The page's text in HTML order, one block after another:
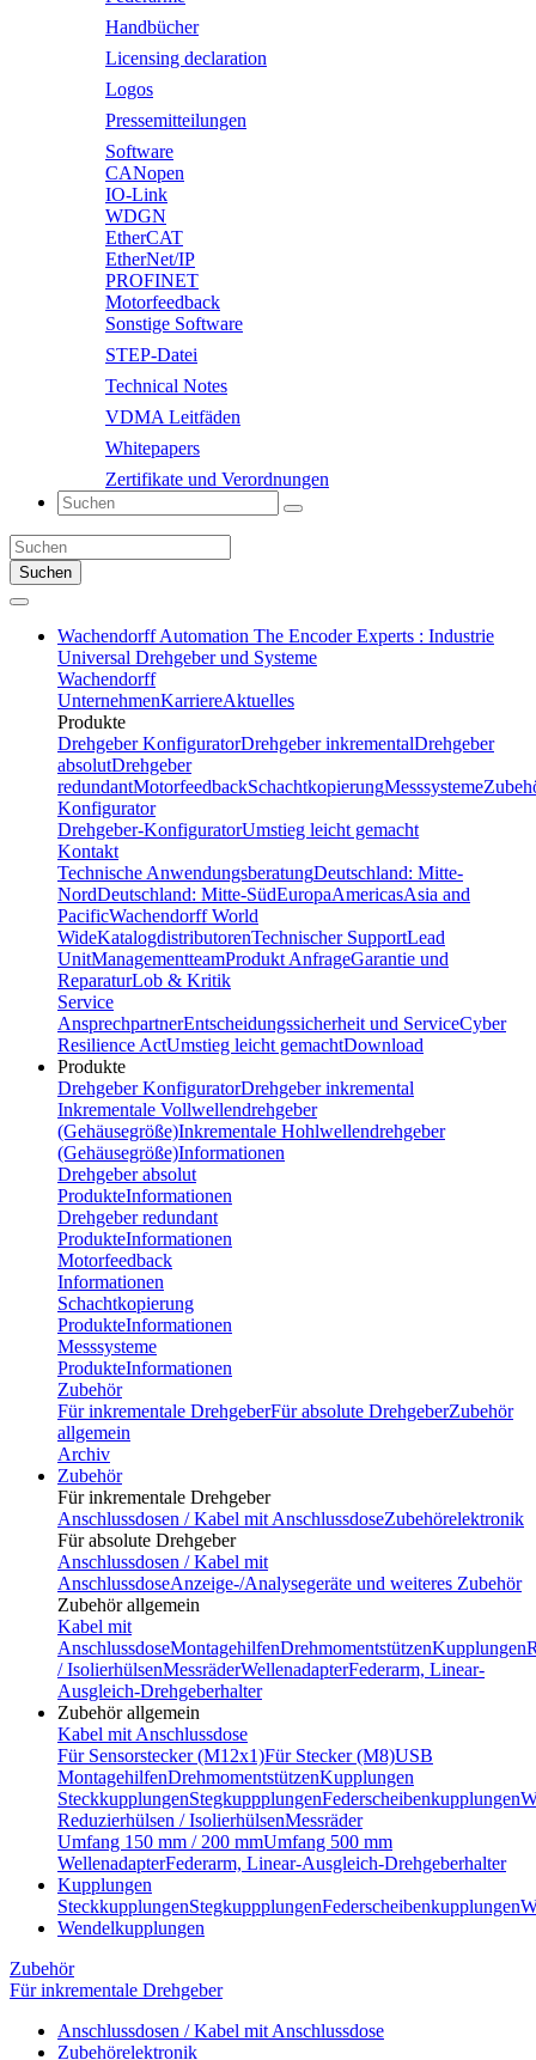
Handbücher
Licensing declaration
Logos
Pressemitteilungen
Software
CANopen
IO-Link
WDGN
EtherCAT
EtherNet/IP
PROFINET
Motorfeedback
Sonstige Software
STEP-Datei
Technical Notes
VDMA Leitfäden
Whitepapers
Zertifikate und Verordnungen
Suchen
Wachendorff Automation The Encoder Experts : Industrie
Universal Drehgeber und Systeme
Wachendorff
UnternehmenKarriereAktuelles
Produkte
Drehgeber KonfiguratorDrehgeber inkrementalDrehgeber
absolutDrehgeber
redundantMotorfeedbackSchachtkopierungMesssysteme
Konfigurator
Drehgeber-KonfiguratorUmstieg leicht gemacht
Kontakt
Technische AnwendungsberatungDeutschland: Mitte-
NordDeutschland: Mitte-SüdEuropaAmericasAsia and
PacificWachendorff World
WideKatalogdistributorenTechnischer SupportLead
UnitManagementteamProdukt AnfrageGarantie und
ReparaturLob & Kritik
Service
AnsprechpartnerEntscheidungssicherheit und ServiceCyber
Resilience ActUmstieg leicht gemachtDownload
Produkte
Drehgeber KonfiguratorDrehgeber inkremental
Inkrementale Vollwellendrehgeber
(Gehäusegröße)Inkrementale Hohlwellendrehgeber
(Gehäusegröße)Informationen
Drehgeber absolut
ProdukteInformationen
Drehgeber redundant
ProdukteInformationen
Motorfeedback
Informationen
Schachtkopierung
ProdukteInformationen
Messsysteme
ProdukteInformationen
Zubehör
Für inkrementale DrehgeberFür absolute DrehgeberZubehör
allgemein
Archiv
Zubehör
Für inkrementale Drehgeber
Anschlussdosen / Kabel mit AnschlussdoseZubehörelektronik
Für absolute Drehgeber
Anschlussdosen / Kabel mit
AnschlussdoseAnzeige-/Analysegeräte und weiteres Zubehör
Zubehör allgemein
Kabel mit
AnschlussdoseMontagehilfenDrehmomentstützenKupplungen
/ IsolierhülsenMessräderWellenadapterFederarm, Linear-
Ausgleich-Drehgeberhalter
Zubehör allgemein
Kabel mit Anschlussdose
Für Sensorstecker (M12x1)Für Stecker (M8)USB
MontagehilfenDrehmomentstützenKupplungen
SteckkupplungenStegkuppplungenFederscheibenkupplungen
Reduzierhülsen / IsolierhülsenMessräder
Umfang 150 mm / 200 mmUmfang 500 mm
WellenadapterFederarm, Linear-Ausgleich-Drehgeberhalter
Kupplungen
SteckkupplungenStegkuppplungenFederscheibenkupplungen
Wendelkupplungen
Zubehör
Für inkrementale Drehgeber
Anschlussdosen / Kabel mit Anschlussdose
Zubehörelektronik